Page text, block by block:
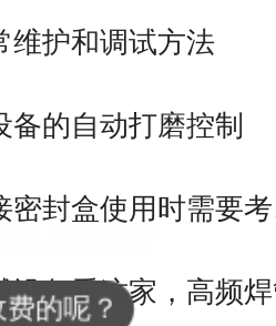
维护和调试方法
备的自动打磨控制
密封盒使用时需要
设备看这家，高频
的呢？